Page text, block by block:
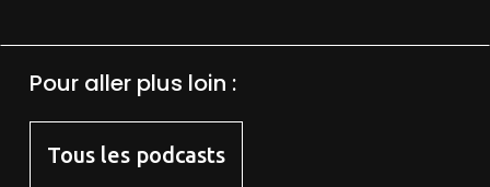
Pour aller plus loin :
Tous les podcasts